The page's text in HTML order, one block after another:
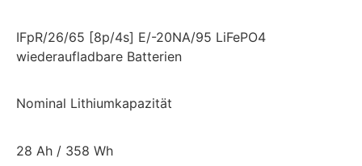
IFpR/26/65 [8p/4s] E/-20NA/95 LiFePO4
wiederaufladbare Batterien
Nominal Lithiumkapazität
28 Ah / 358 Wh